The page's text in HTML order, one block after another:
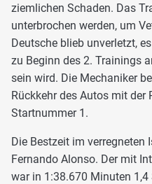
ziemlichen Schaden. Das
unterbrochen werden, um
Deutsche blieb unverletzt,
zu Beginn des 2. Trainings
sein wird. Die Mechaniker
Rückkehr des Autos mit der
Startnummer 1.
Die Bestzeit im verregneten
Fernando Alonso. Der mit
war in 1:38.670 Minuten